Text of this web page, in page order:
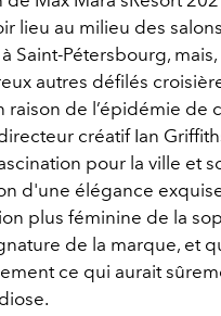
lieu au milieu des
Saint-Pétersbourg,
autres défilés
raison de l’épidémie de
créatif Ian
pour la ville et
d'une élégance
plus féminine de la
de la marque, et
ce qui aurait